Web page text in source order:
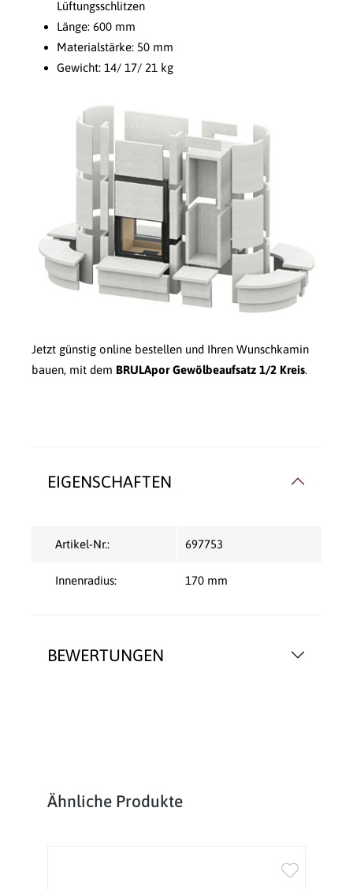
Lüftungsschlitzen
Länge: 600 mm
Materialstärke: 50 mm
Gewicht: 14/ 17/ 21 kg
Jetzt günstig online bestellen und Ihren Wunschkamin
bauen, mit dem BRULApor Gewölbeaufsatz 1/2 Kreis.
BEWERTUNGEN
EIGENSCHAFTEN
Artikel-Nr.: 697753
Innenradius: 170 mm
Produktgalerie überspringen
Ähnliche Produkte